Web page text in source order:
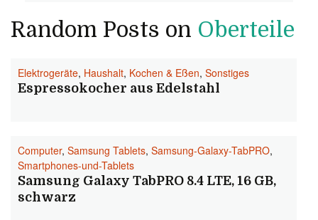
Random Posts on Oberteile
Elektrogeräte, Haushalt, Kochen & Eßen, Sonstiges
Espressokocher aus Edelstahl
Computer, Samsung Tablets, Samsung-Galaxy-TabPRO,
Smartphones-und-Tablets
Samsung Galaxy TabPRO 8.4 LTE, 16 GB,
schwarz